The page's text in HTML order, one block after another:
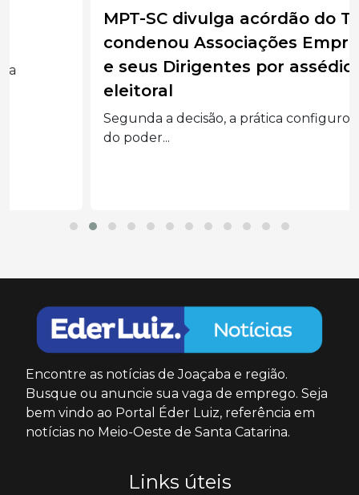
MPT-SC divulga acórdão do TST que
condenou Associações Empresariais
e seus Dirigentes por assédio
Segunda a decisão, a prática configurou abuso
Encontre as notícias de Joaçaba e região.
Busque ou anuncie sua vaga de emprego. Seja
bem vindo ao Portal Éder Luiz, referência em
notícias no Meio-Oeste de Santa Catarina.
Links úteis